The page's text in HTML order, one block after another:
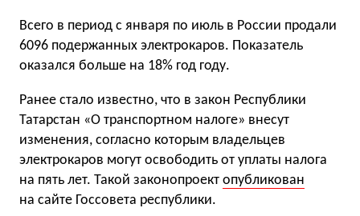
Всего в период с января по июль в России продали
6096 подержанных электрокаров. Показатель
оказался больше на 18% год году.
Ранее стало известно, что в закон Республики
Татарстан «О транспортном налоге» внесут
изменения, согласно которым владельцев
электрокаров могут освободить от уплаты налога
на пять лет. Такой законопроект опубликован
на сайте Госсовета республики.